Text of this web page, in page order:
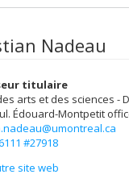
Nadeau
titulaire
arts et des sciences -
Édouard-Montpetit
#27918
site web